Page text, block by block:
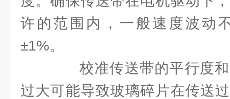
许的范围内，一般速度波动
±1%。
校准传送带的平行度和
过大可能导致玻璃碎片在传送